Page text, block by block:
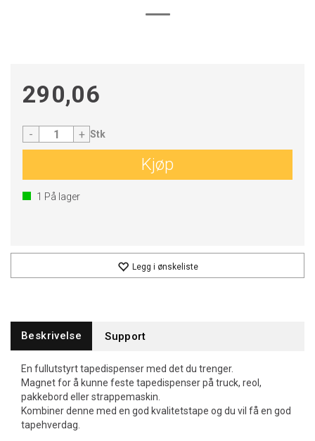
290,06
- + Stk
Kjøp
1 På lager
Legg i ønskeliste
Beskrivelse Support
En fullutstyrt tapedispenser med det du trenger.
Magnet for å kunne feste tapedispenser på truck, reol,
pakkebord eller strappemaskin.
Kombiner denne med en god kvalitetstape og du vil få en god
tapehverdag.